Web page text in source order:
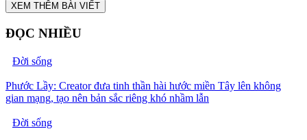
XEM THÊM BÀI VIẾT
ĐỌC NHIỀU
Đời sống
Phước Lầy: Creator đưa tinh thần hài hước miền Tây lên không
gian mạng, tạo nên bản sắc riêng khó nhầm lẫn
Đời sống